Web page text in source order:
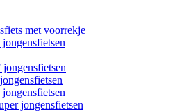
met voorrekje
jongensfietsen
jongensfietsen
jongensfietsen